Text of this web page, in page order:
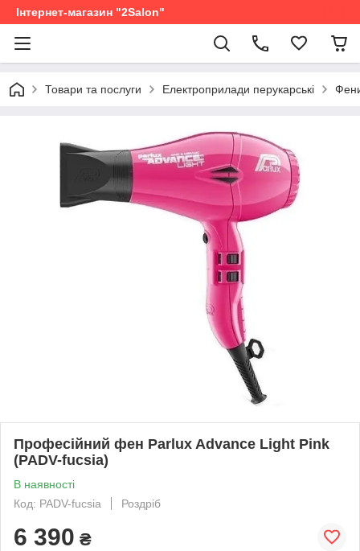
Інтернет-магазин "2Salon"
Товари та послуги Електроприлади перукарські
Професійний фен Parlux Advance Light Pink
(PADV-fucsia)
В наявності
Код: PADV-fucsia
Роздріб
6 390 ₴